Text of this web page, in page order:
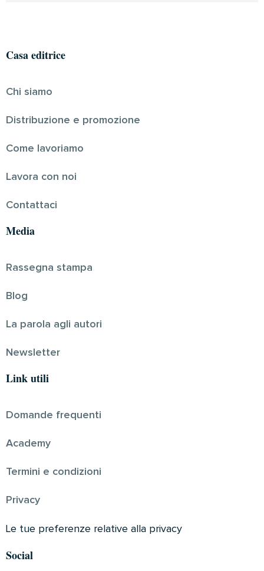
Casa editrice
Chi siamo
Distribuzione e promozione
Come lavoriamo
Lavora con noi
Contattaci
Media
Rassegna stampa
Blog
La parola agli autori
Newsletter
Link utili
Domande frequenti
Academy
Termini e condizioni
Privacy
Le tue preferenze relative alla privacy
Social